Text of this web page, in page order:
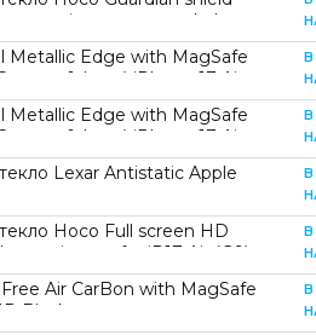
anti spy tempered glass set
Black (G15)
Metallic Edge with MagSafe
& Lens) iPhone 17 Air
В
Metallic Edge with MagSafe
& Lens) iPhone 17 Air
В
Lexar Antistatic Apple
В
Hoco Full screen HD
series set for iP17 Air (G9)
В
Air CarBon with MagSafe
Black
В